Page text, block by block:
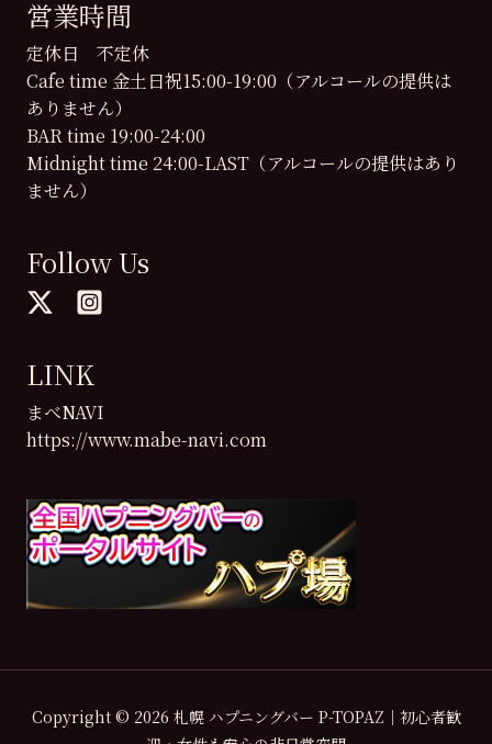
営業時間
定休日 不定休
Cafe time 金土日祝15:00-19:00（アルコールの提供は
ありません）
BAR time 19:00-24:00
Midnight time 24:00-LAST（アルコールの提供はあり
ません）
Follow Us
LINK
まべNAVI
https://www.mabe-navi.com
Copyright © 2026 札幌 ハプニングバー P-TOPAZ｜初心者歓